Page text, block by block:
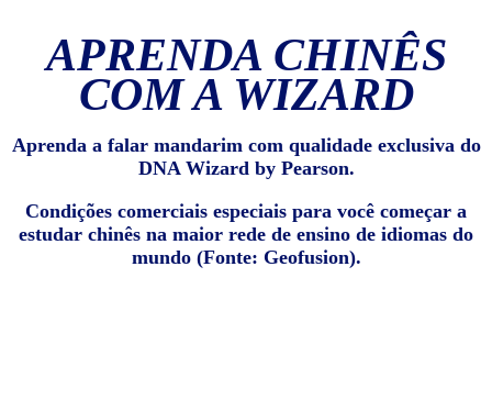
APRENDA CHINÊS
COM A WIZARD
Aprenda a falar mandarim com qualidade exclusiva do
DNA Wizard by Pearson.
Condições comerciais especiais para você começar a
estudar chinês na maior rede de ensino de idiomas do
mundo (Fonte: Geofusion).